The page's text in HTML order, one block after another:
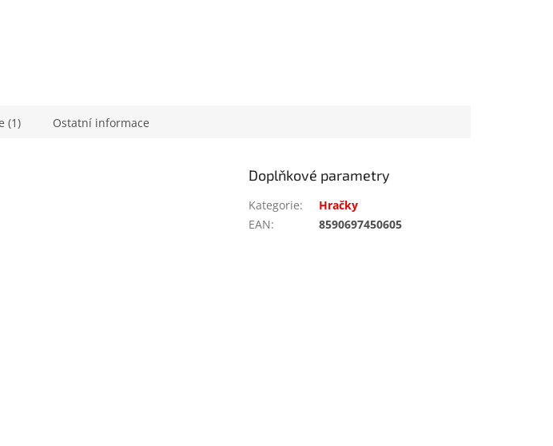
(1) Ostatní informace
Doplňkové parametry
Kategorie:
Hračky
EAN: 8590697450605